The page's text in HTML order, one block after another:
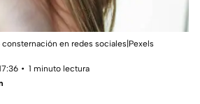
en redes sociales|Pexels
1 minuto lectura